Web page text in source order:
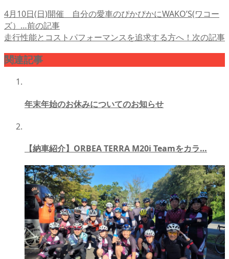
4月10日(日)開催 自分の愛車のぴかぴかにWAKO’S(ワコー
ズ）…前の記事
走行性能とコストパフォーマンスを追求する方へ！ 次の記事
関連記事
年末年始のお休みについてのお知らせ
【納車紹介】ORBEA TERRA M20i Teamをカラ…